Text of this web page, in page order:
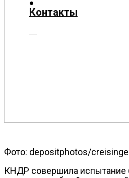
О
Контакты
Фото: depositphotos/
КНДР совершила испытание